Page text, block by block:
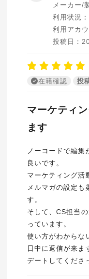
メーカー/
利用状況
利用アカ
投稿日：
在籍確認
投
マーケティ
ます
ノーコードで編集
良いです。
マーケティング活
メルマガの設定も
す。
そして、CS担当
っています。
使い方がわからな
日中に返信が来ま
デートしてくださ